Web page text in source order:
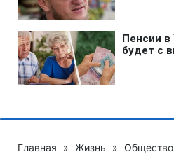
Главная » Жизнь » Общество